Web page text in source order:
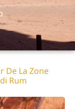
De La Zone
Rum